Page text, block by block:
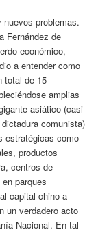
problemas.
Fernández de
económico,
a entender como
total de 15
amplias
asiático (casi
comunista)
estratégicas como
productos
centros de
parques
capital chino a
un verdadero acto
Nacional. En tal